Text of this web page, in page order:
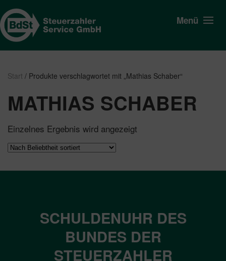
Menü
Start / Produkte verschlagwortet mit „Mathias Schaber“
MATHIAS SCHABER
Einzelnes Ergebnis wird angezeigt
SCHULDENUHR DES
BUNDES DER
STEUERZAHLER